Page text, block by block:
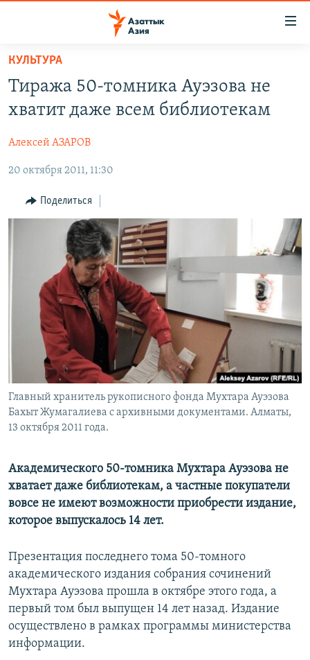
Вернуться
основному
содержанию
навигации
Вернутся
КАЗАХСТАН
УЗБЕКИСТАН
ТАДЖИКИСТАН
НОВОСТИ
НА ДРУГИХ ЯЗЫКАХ
ҚАЗАҚША
КЫРГЫЗЧА
TÜRKMENÇE
Все сайты РСЕ/РС
КУЛЬТУРА
Тиража 50-томника Ауэзова не
хватит даже всем библиотекам
Алексей АЗАРОВ
20 октября 2011, 11:30
Поделиться
Главный хранитель рукописного фонда Мухтара Ауэзова
Бахыт Жумагалиева c архивными документами. Алматы,
13 октября 2011 года.
Академического 50-томника Мухтара Ауэзова не
хватает даже библиотекам, а частные покупатели
вовсе не имеют возможности приобрести издание,
которое выпускалось 14 лет.
Презентация последнего тома 50-томного
академического издания собрания сочинений
Мухтара Ауэзова прошла в октябре этого года, а
первый том был выпущен 14 лет назад. Издание
осуществлено в рамках программы министерства
информации.